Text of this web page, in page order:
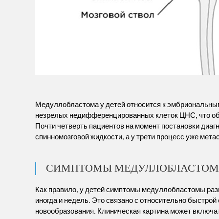
Медуллобластома у детей относится к
незрелых недифференцированных клеток ЦНС, что
Почти четверть пациентов на момент постановки
спинномозговой жидкости, а у трети процесс уже
СИМПТОМЫ
Как правило, у детей симптомы медуллобластомы
иногда и недель. Это связано с относительно
новообразования. Клиническая картина может